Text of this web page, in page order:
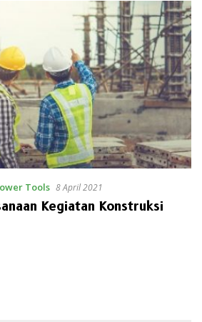
Tools 8 April 2021
Kegiatan Konstruksi